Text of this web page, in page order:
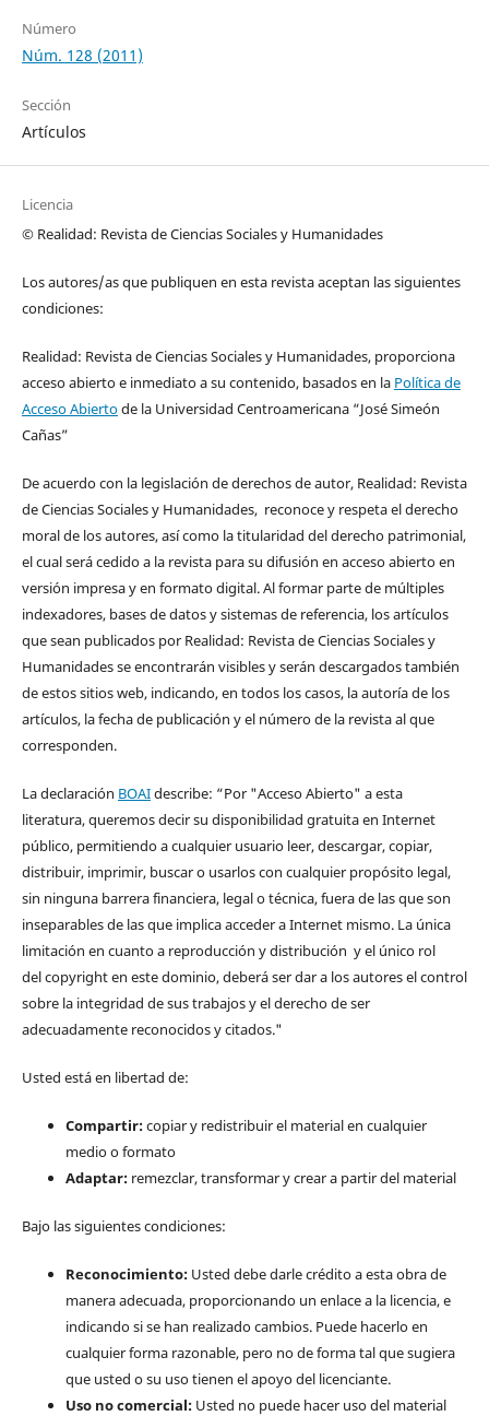
Número
Núm. 128 (2011)
Sección
Artículos
Licencia
© Realidad: Revista de Ciencias Sociales y Humanidades
Los autores/as que publiquen en esta revista aceptan las siguientes
condiciones:
Realidad: Revista de Ciencias Sociales y Humanidades, proporciona
acceso abierto e inmediato a su contenido, basados en la Política de
Acceso Abiertode la Universidad Centroamericana “José Simeón
Cañas”
De acuerdo con la legislación de derechos de autor, Realidad: Revista
de Ciencias Sociales y Humanidades, reconoce y respeta el derecho
moral de los autores, así como la titularidad del derecho patrimonial,
el cual será cedido a la revista para su difusión en acceso abierto en
versión impresa y en formato digital. Al formar parte de múltiples
indexadores, bases de datos y sistemas de referencia, los artículos
que sean publicados por Realidad: Revista de Ciencias Sociales y
Humanidades se encontrarán visibles y serán descargados también
de estos sitios web, indicando, en todos los casos, la autoría de los
artículos, la fecha de publicación y el número de la revista al que
corresponden.
La declaración BOAIdescribe: “Por "Acceso Abierto" a esta
literatura, queremos decir su disponibilidad gratuita en Internet
público, permitiendo a cualquier usuario leer, descargar, copiar,
distribuir, imprimir, buscar o usarlos con cualquier propósito legal,
sin ninguna barrera financiera, legal o técnica, fuera de las que son
inseparables de las que implica acceder a Internet mismo. La única
limitación en cuanto a reproducción y distribución y el único rol
del copyright en este dominio, deberá ser dar a los autores el control
sobre la integridad de sus trabajos y el derecho de ser
adecuadamente reconocidos y citados."
Usted está en libertad de:
Compartir:copiar y redistribuir el material en cualquier
medio o formato
Adaptar:remezclar, transformar y crear a partir del material
Bajo las siguientes condiciones:
Reconocimiento:Usted debe darle crédito a esta obra de
manera adecuada, proporcionando un enlace a la licencia, e
indicando si se han realizado cambios. Puede hacerlo en
cualquier forma razonable, pero no de forma tal que sugiera
que usted o su uso tienen el apoyo del licenciante.
Uso no comercial:Usted no puede hacer uso del material